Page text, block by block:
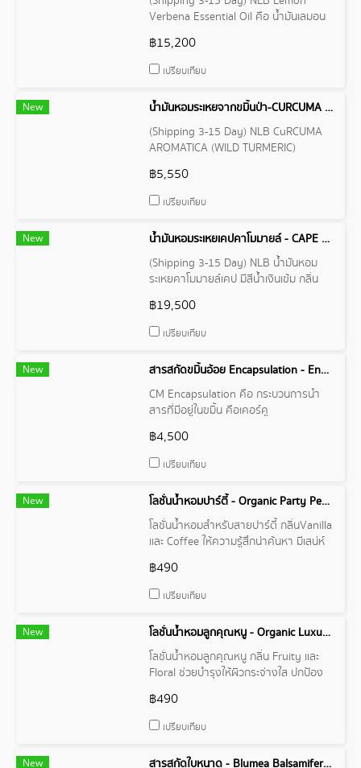
Verbena Essential Oil คือ น้ำมันเลมอน
ของพืชเลมอนเวอร์บีนา
฿15,200
เปรียบเทียบ
New
น้ำมันหอมระเหยจากขมิ้นป่า-CURCUMA AROMATICA ESSENTIAL OIL
(Shipping 3-15 Day) NLB CuRCUMA
AROMATICA (WILD TURMERIC)
ขนาดใหญ่ สีเหลือง มีกลิ่นหอมเย็น
฿5,550
เปรียบเทียบ
New
น้ำมันหอมระเหยเคปคาโมมายล์ - CAPE CHAMOMILE ESSENTIAL OIL
(Shipping 3-15 Day) NLB น้ำมันหอม
ระเหยคาโมมายล์เคป มีสีน้ำเงินเข้ม กลิ่น
ดอกไม้ มีคุณสมบัติพิเศษมากมาย นิยมใช้
ในด้านความงามและสุขภาพ
฿19,500
เปรียบเทียบ
New
สารสกัดขมิ้นอ้อย Encapsulation - Encapsulation Curcuma Zedoaria Root Extract
CM Encapsulation คือ กระบวนการนำ
สารที่มีอยู่ในขมิ้น คือเคอร์คู
เป็นสารหลักในกลุ่มเคอร์คูมินอยด์ เพื่อ
ป้องกันไม่ให้เคอร์คูมินสลายตัวง่ายเมื่อโดน
฿4,500
เปรียบเทียบ
New
โลชั่นน้ำหอมปาร์ตี้ - Organic Party Perfume Lotion
โลชั่นน้ำหอมสำหรับสายปาร์ตี้ กลิ่นVanilla
และ Coffee ให้ความรู้สึกน่าค้นหา มีเสน่ห์
฿490
เปรียบเทียบ
New
โลชั่นน้ำหอมลูกคุณหนู - Organic Luxury Perfume Lotion
โลชั่นน้ำหอมลูกคุณหนู กลิ่น Fruity และ
Floral ช่วยบำรุงให้ผิวกระจ่างใส ปกป้อง
ชุ่มชื้น
฿490
เปรียบเทียบ
New
สารสกัดใบหนาด - Blumea Balsamifera Extract